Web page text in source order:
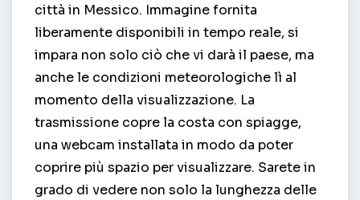
città in Messico. Immagine fornita
liberamente disponibili in tempo reale, si
impara non solo ciò che vi darà il paese, ma
anche le condizioni meteorologiche lì al
momento della visualizzazione. La
trasmissione copre la costa con spiagge,
una webcam installata in modo da poter
coprire più spazio per visualizzare. Sarete in
grado di vedere non solo la lunghezza delle